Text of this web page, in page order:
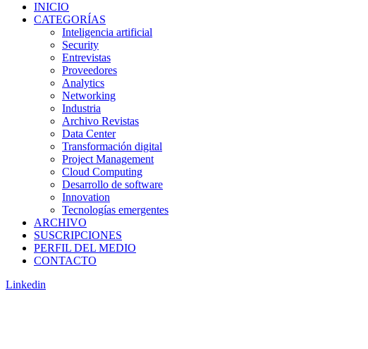
INICIO
CATEGORÍAS
Inteligencia artificial
Security
Entrevistas
Proveedores
Analytics
Networking
Industria
Archivo Revistas
Data Center
Transformación digital
Project Management
Cloud Computing
Desarrollo de software
Innovation
Tecnologías emergentes
ARCHIVO
SUSCRIPCIONES
PERFIL DEL MEDIO
CONTACTO
Linkedin